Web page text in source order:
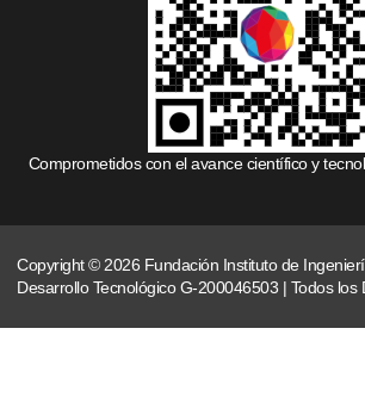
Comprometidos con el avance científico y
Copyright © 2026 Fundación Instituto de
Desarrollo Tecnológico G-200046503 | Todos